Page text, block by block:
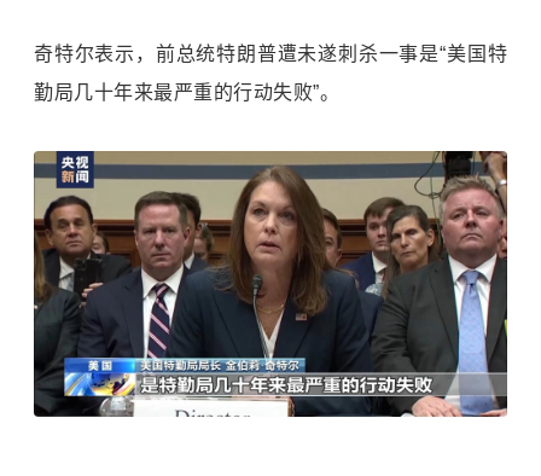
奇特尔表示，前总统特朗普遭未遂刺杀一事是“美国特
勤局几十年来最严重的行动失败”。